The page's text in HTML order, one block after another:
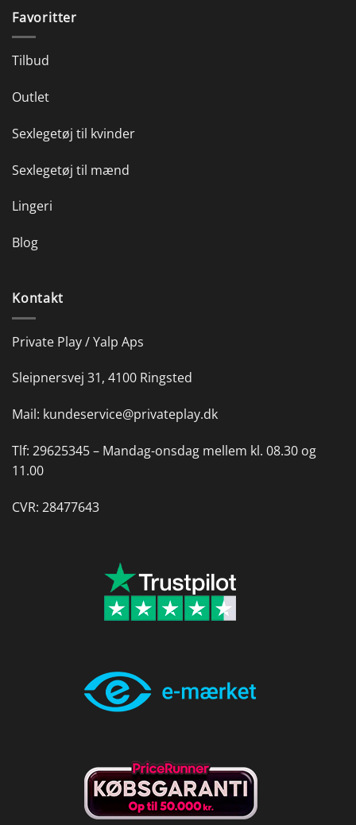
Favoritter
Tilbud
Outlet
Sexlegetøj til kvinder
Sexlegetøj til mænd
Lingeri
Blog
Kontakt
Private Play / Yalp Aps
Sleipnersvej 31, 4100 Ringsted
Mail: kundeservice@privateplay.dk
Tlf: 29625345 – Mandag-onsdag mellem kl. 08.30 og
11.00
CVR: 28477643